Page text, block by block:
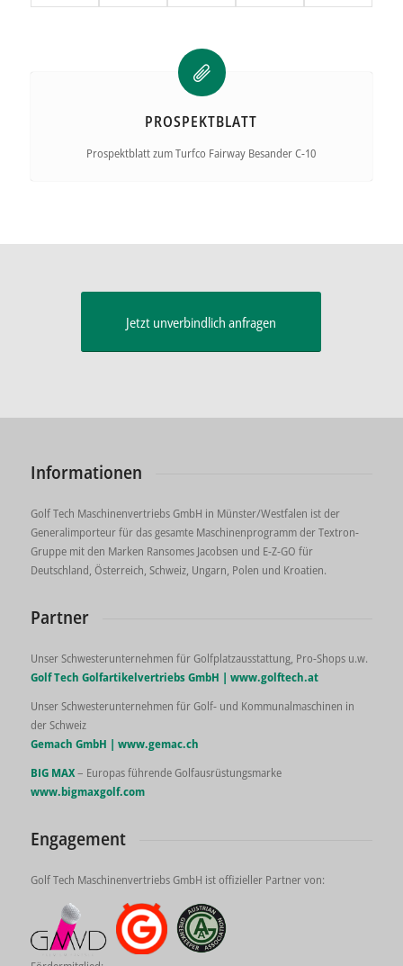
PROSPEKTBLATT
Prospektblatt zum Turfco Fairway Besander C-10
Jetzt unverbindlich anfragen
Informationen
Golf Tech Maschinenvertriebs GmbH in Münster/Westfalen ist der
Generalimporteur für das gesamte Maschinenprogramm der Textron-
Gruppe mit den Marken Ransomes Jacobsen und E-Z-GO für
Deutschland, Österreich, Schweiz, Ungarn, Polen und Kroatien.
Partner
Unser Schwesterunternehmen für Golfplatzausstattung, Pro-Shops u.w.
Golf Tech Golfartikelvertriebs GmbH | www.golftech.at
Unser Schwesterunternehmen für Golf- und Kommunalmaschinen in
der Schweiz
Gemach GmbH | www.gemac.ch
BIG MAX– Europas führende Golfausrüstungsmarke
www.bigmaxgolf.com
Engagement
Golf Tech Maschinenvertriebs GmbH ist offizieller Partner von: